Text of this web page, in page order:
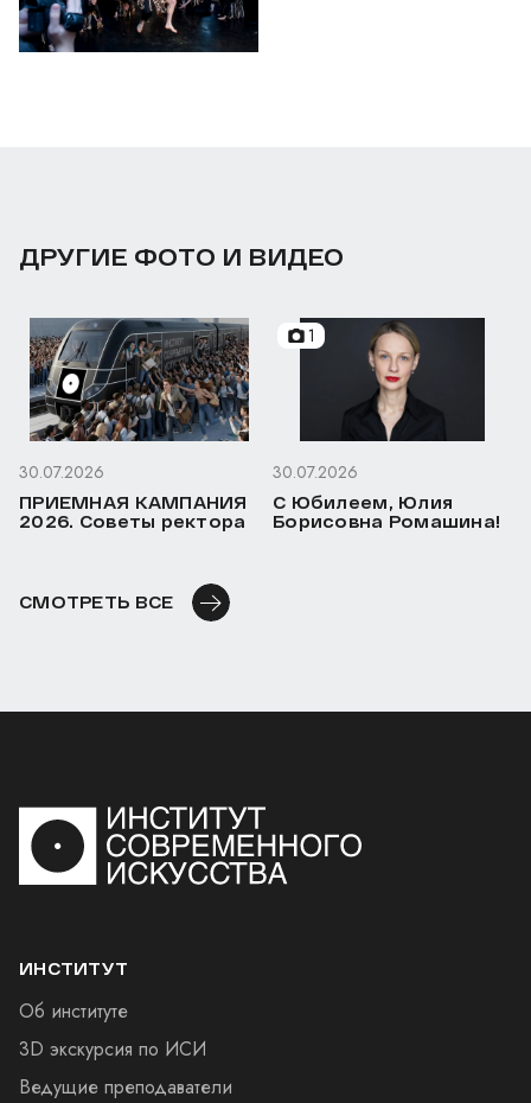
ДРУГИЕ ФОТО И ВИДЕО
30.07.2026
ПРИЕМНАЯ КАМПАНИЯ
2026. Советы ректора
1
30.07.2026
С Юбилеем, Юлия
Борисовна Ромашина!
СМОТРЕТЬ ВСЕ
ИНСТИТУТ
Об институте
3D экскурсия по ИСИ
Ведущие преподаватели